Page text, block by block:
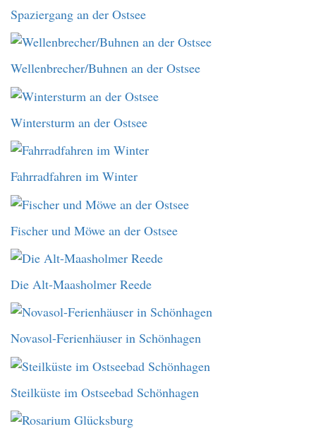
Spaziergang an der Ostsee
Wellenbrecher/Buhnen an der Ostsee
Wintersturm an der Ostsee
Fahrradfahren im Winter
Fischer und Möwe an der Ostsee
Die Alt-Maasholmer Reede
Novasol-Ferienhäuser in Schönhagen
Steilküste im Ostseebad Schönhagen